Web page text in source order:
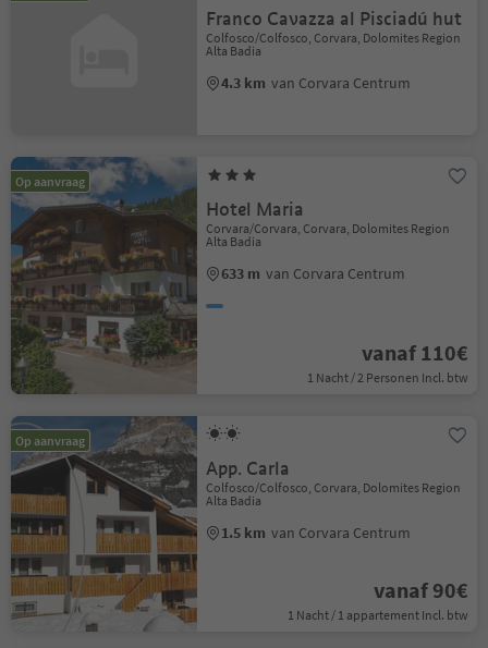
Franco Cavazza al Pisciadú hut
Colfosco/Colfosco, Corvara, Dolomites Region
Alta Badia
4.3 km van Corvara Centrum
Op aanvraag
Hotel Maria
Corvara/Corvara, Corvara, Dolomites Region
Alta Badia
633 m van Corvara Centrum
vanaf 110€
1 Nacht / 2 Personen Incl. btw
Op aanvraag
App. Carla
Colfosco/Colfosco, Corvara, Dolomites Region
Alta Badia
1.5 km van Corvara Centrum
vanaf 90€
1 Nacht / 1 appartement Incl. btw